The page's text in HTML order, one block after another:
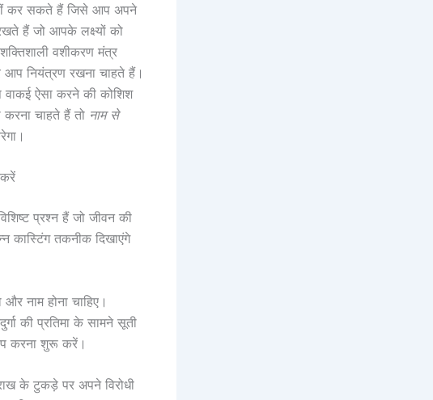
कर सकते हैं जिसे आप अपने
हैं जो आपके लक्ष्यों को
वशीकरण मंत्र
नियंत्रण रखना चाहते हैं।
ऐसा करने की कोशिश
चाहते हैं तो नाम से
प्रश्न हैं जो जीवन की
कास्टिंग तकनीक दिखाएंगे
नाम होना चाहिए।
की प्रतिमा के सामने सूती
करना शुरू करें।
के टुकड़े पर अपने विरोधी